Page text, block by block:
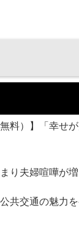
料）】「幸せ
り夫婦喧嘩が
共交通の魅力